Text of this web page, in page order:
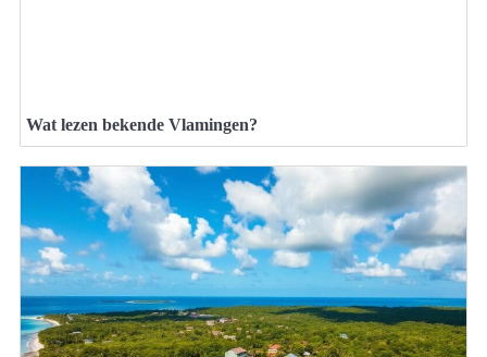
Wat lezen bekende Vlamingen?